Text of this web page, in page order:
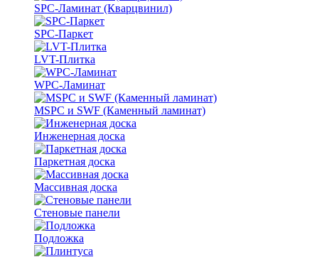
SPC-Ламинат (Кварцвинил)
SPC-Паркет
LVT-Плитка
WPC-Ламинат
MSPC и SWF (Каменный ламинат)
Инженерная доска
Паркетная доска
Массивная доска
Стеновые панели
Подложка